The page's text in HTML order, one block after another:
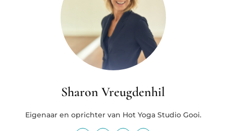
Sharon Vreugdenhil
Eigenaar en oprichter van Hot Yoga Studio Gooi.